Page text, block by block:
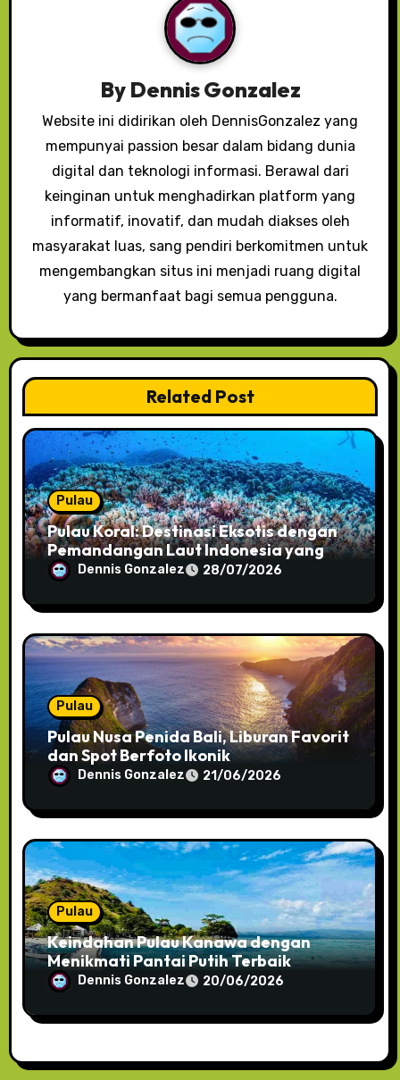
o
By Dennis Gonzalez
Website ini didirikan oleh DennisGonzalez yang
mempunyai passion besar dalam bidang dunia
digital dan teknologi informasi. Berawal dari
keinginan untuk menghadirkan platform yang
informatif, inovatif, dan mudah diakses oleh
masyarakat luas, sang pendiri berkomitmen untuk
mengembangkan situs ini menjadi ruang digital
yang bermanfaat bagi semua pengguna.
Related Post
Pulau
Pulau Koral: Destinasi Eksotis dengan
Pemandangan Laut Indonesia yang
JernihDennis Gonzalez 28/07/2026
Pulau
Pulau Nusa Penida Bali, Liburan Favorit
dan Spot Berfoto Ikonik
Dennis Gonzalez 21/06/2026
Pulau
Keindahan Pulau Kanawa dengan
Menikmati Pantai Putih Terbaik
Dennis Gonzalez 20/06/2026